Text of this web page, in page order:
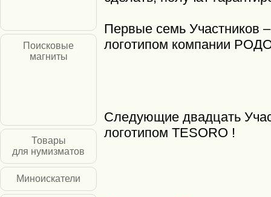
Поисковые
магниты
Товары
для нумизматов
Миноискатели
Первые семь Участников
логотипом компании
Следующие двадцать
логотипом TESORO !